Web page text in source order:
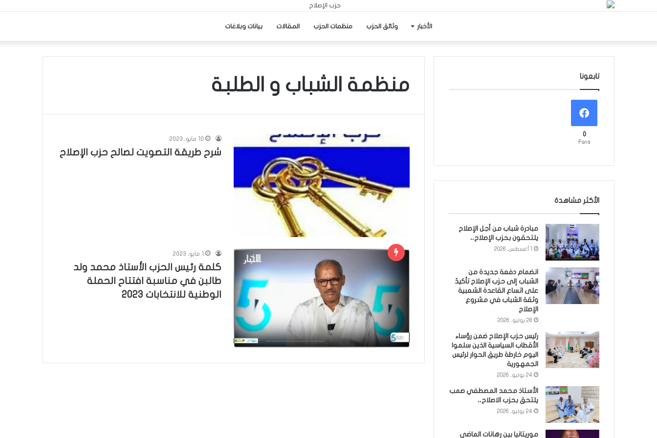
الأخبار وثائق الحزب منظمات الحزب المقالات بيانات وبلاغات
منظمة الشباب و الطلبة
10 مايو، 2023
شرح طريقة التصويت لصالح حزب الإصلاح
1 مايو، 2023
كلمة رئيس الحزب الأستاذ محمد ولد
طالبن في مناسبة افتتاح الحملة
الوطنية للانتخابات 2023
تابعونا
0
Fans
الأكثر مشاهدة
مبادرة شباب من أجل الإصلاح
يلتحقون بحزب الإصلاح،،
انضمام دفعة جديدة من
الشباب إلى حزب الإصلاح تأكيدٌ
على اتساع القاعدة الشعبية
وثقة الشباب في مشروع
الإصلاح
28 يوليو، 2026
رئيس حزب الإصلاح ضمن رؤساء
الأقطاب السياسية الذين سلموا
اليوم خارطة طريق الحوار لرئيس
الجمهورية
24 يوليو، 2026
الأستاذ محمد المصطفي صمب
يلتحق بحزب الاصلاح،،
24 يوليو، 2026
موريتانيا بين رهانات الماضي